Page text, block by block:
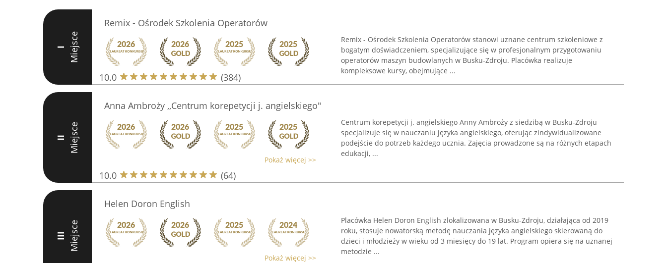
I Miejsce
Remix - Ośrodek Szkolenia Operatorów
10.0 (384)
Remix - Ośrodek Szkolenia Operatorów stanowi uznane centrum szkoleniowe z
bogatym doświadczeniem, specjalizujące się w profesjonalnym przygotowaniu
operatorów maszyn budowlanych w Busku-Zdroju. Placówka realizuje
kompleksowe kursy, obejmujące ...
II Miejsce
Anna Ambroży ,,Centrum korepetycji j. angielskiego"
Pokaż więcej >>
10.0 (64)
Centrum korepetycji j. angielskiego Anny Ambroży z siedzibą w Busku-Zdroju
specjalizuje się w nauczaniu języka angielskiego, oferując zindywidualizowane
podejście do potrzeb każdego ucznia. Zajęcia prowadzone są na różnych etapach
edukacji, ...
III Miejsce
Helen Doron English
Pokaż więcej >>
Placówka Helen Doron English zlokalizowana w Busku-Zdroju, działająca od 2019
roku, stosuje nowatorską metodę nauczania języka angielskiego skierowaną do
dzieci i młodzieży w wieku od 3 miesięcy do 19 lat. Program opiera się na uznanej
metodzie ...